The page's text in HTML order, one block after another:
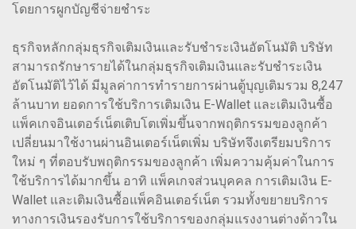
โดยการผูกบัญชีจ่ายชำระ
ธุรกิจหลักกลุ่มธุรกิจเติมเงินและรับชำระเงินอัตโนมัติ บริษัท
สามารถรักษารายได้ในกลุ่มธุรกิจเติมเงินและรับชำระเงิน
อัตโนมัติไว้ได้ มีมูลค่าการทำรายการผ่านตู้บุญเติมรวม 8,247
ล้านบาท ยอดการใช้บริการเติมเงิน E-Wallet และเติมเงินซื้อ
แพ็คเกจอินเตอร์เน็ตเติบโตเพิ่มขึ้นจากพฤติกรรมของลูกค้า
เปลี่ยนมาใช้งานผ่านอินเตอร์เน็ตเพิ่ม บริษัทจึงเตรียมบริการ
ใหม่ ๆ ที่ตอบรับพฤติกรรมของลูกค้า เพิ่มความคุ้มค่าในการ
ใช้บริการได้มากขึ้น อาทิ แพ็คเกจส่วนบุคคล การเติมเงิน E-
Wallet และเติมเงินซื้อแพ็คอินเตอร์เน็ต รวมทั้งขยายบริการ
ทางการเงินรองรับการใช้บริการของกลุ่มแรงงานต่างด้าวใน